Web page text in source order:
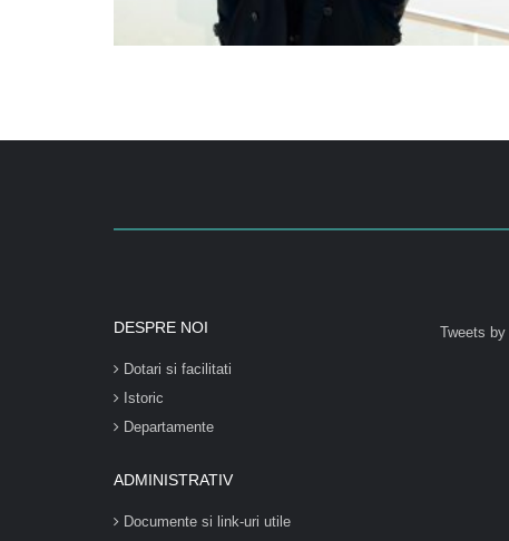
DESPRE NOI
Dotari si facilitati
Istoric
Departamente
ADMINISTRATIV
Documente si link-uri utile
Tweets by